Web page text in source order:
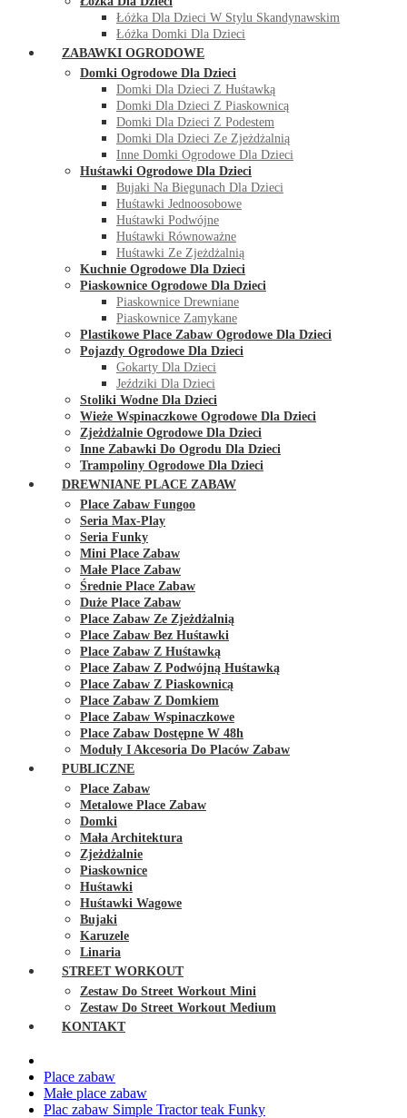
Łóżka Dla Dzieci W Stylu Skandynawskim
Łóżka Domki Dla Dzieci
ZABAWKI OGRODOWE
Domki Ogrodowe Dla Dzieci
Domki Dla Dzieci Z Huśtawką
Domki Dla Dzieci Z Piaskownicą
Domki Dla Dzieci Z Podestem
Domki Dla Dzieci Ze Zjeżdżalnią
Inne Domki Ogrodowe Dla Dzieci
Huśtawki Ogrodowe Dla Dzieci
Bujaki Na Biegunach Dla Dzieci
Huśtawki Jednoosobowe
Huśtawki Podwójne
Huśtawki Równoważne
Huśtawki Ze Zjeżdżalnią
Kuchnie Ogrodowe Dla Dzieci
Piaskownice Ogrodowe Dla Dzieci
Piaskownice Drewniane
Piaskownice Zamykane
Plastikowe Place Zabaw Ogrodowe Dla Dzieci
Pojazdy Ogrodowe Dla Dzieci
Gokarty Dla Dzieci
Jeździki Dla Dzieci
Stoliki Wodne Dla Dzieci
Wieże Wspinaczkowe Ogrodowe Dla Dzieci
Zjeżdżalnie Ogrodowe Dla Dzieci
Inne Zabawki Do Ogrodu Dla Dzieci
Trampoliny Ogrodowe Dla Dzieci
DREWNIANE PLACE ZABAW
Place Zabaw Fungoo
Seria Max-Play
Seria Funky
Mini Place Zabaw
Małe Place Zabaw
Średnie Place Zabaw
Duże Place Zabaw
Place Zabaw Ze Zjeżdżalnią
Place Zabaw Bez Huśtawki
Place Zabaw Z Huśtawką
Place Zabaw Z Podwójną Huśtawką
Place Zabaw Z Piaskownicą
Place Zabaw Z Domkiem
Place Zabaw Wspinaczkowe
Place Zabaw Dostępne W 48h
Moduły I Akcesoria Do Placów Zabaw
PUBLICZNE
Place Zabaw
Metalowe Place Zabaw
Domki
Mała Architektura
Zjeżdżalnie
Piaskownice
Huśtawki
Huśtawki Wagowe
Bujaki
Karuzele
Linaria
STREET WORKOUT
Zestaw Do Street Workout Mini
Zestaw Do Street Workout Medium
KONTAKT
Place zabaw
Małe place zabaw
Plac zabaw Simple Tractor teak Funky